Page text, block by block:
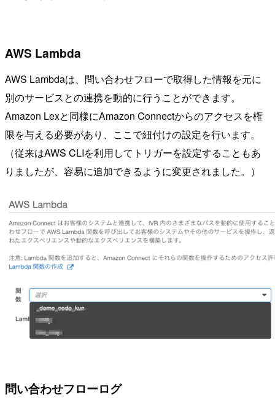
AWS Lambda
AWS Lambdaは、問い合わせフローで取得した情報を元に
別のサービスとの連携を動的に行うことができます。
Amazon Lexと同様にAmazon Connectからのアクセスを権
限を与える必要があり、ここで紐付けの設定を行います。
（従来はAWS CLIを利用してトリガーを設定することもあ
りましたが、容易に追加できるように変更されました。）
問い合わせフローログ